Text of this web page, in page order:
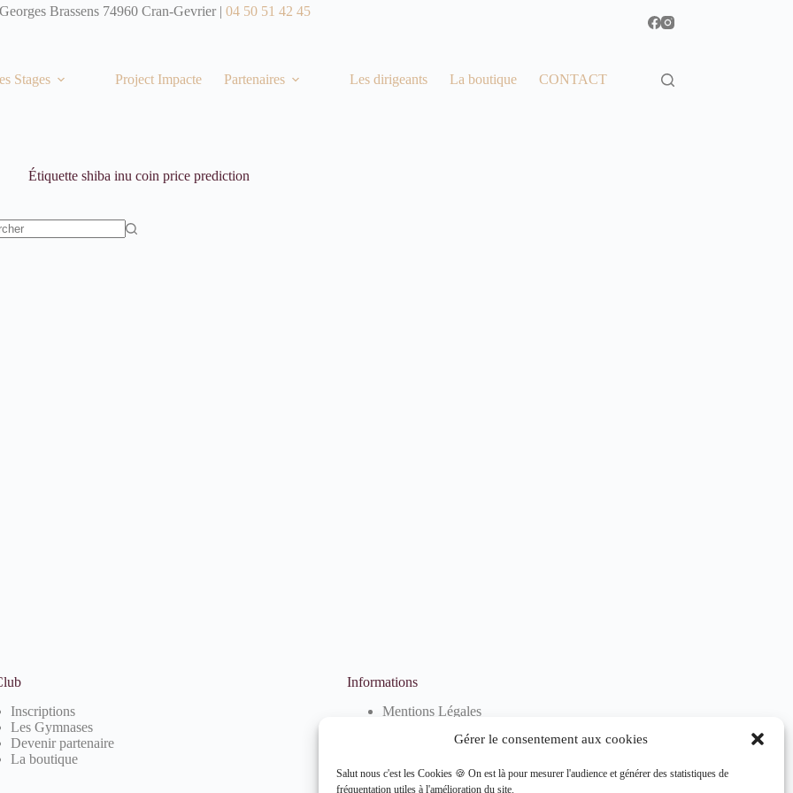
Gérer le consentement aux cookies
Salut nous c'est les Cookies 🍪 On est là pour mesurer l'audience et générer des statistiques de
fréquentation utiles à l'amélioration du site.
Brassens 74960 Cran-Gevrier | 04 50 51 42 45
Stages Project Impacte Partenaires Les dirigeants La boutique CONTACT
Étiquetteshiba inu coin price prediction
Inscriptions
Les Gymnases
Devenir partenaire
La boutique
Informations
Mentions Légales
Politique de cookies (UE)